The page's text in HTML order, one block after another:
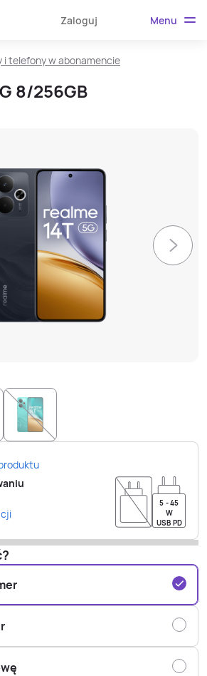
Zaloguj Menu
i telefony w abonamencie
8/256GB
5 - 45
W
USB PD